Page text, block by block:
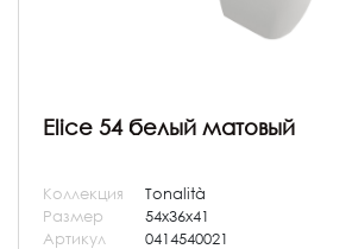
Elice 54 белый матовый
Коллекция
Tonalità
Размер
54x36x41
Артикул
0414540021